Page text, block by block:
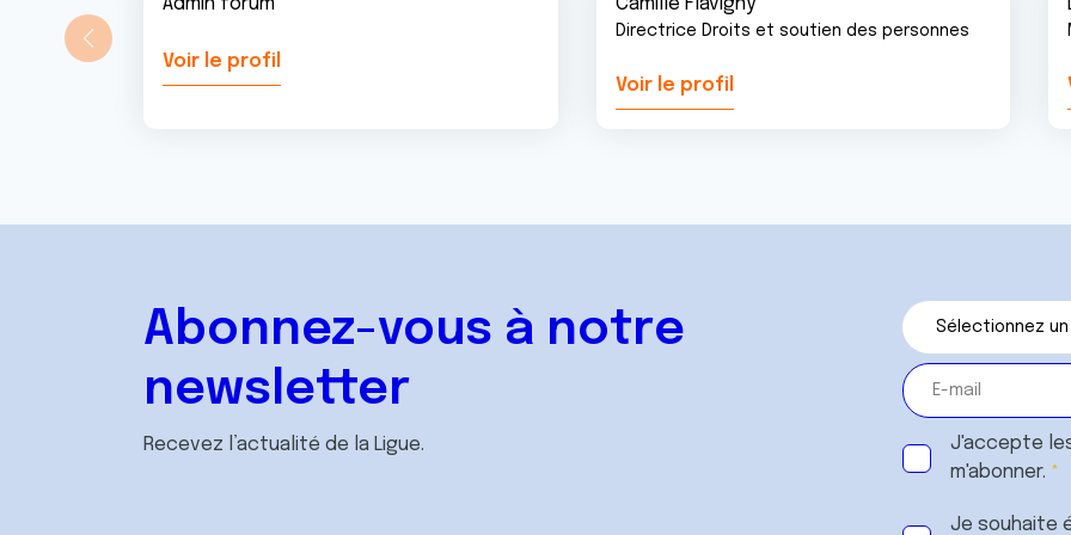
Admin forum
Voir le profil
Camille Flavigny
Directrice Droits et soutien des personnes
Voir le profil
Abonnez-vous à notre
newsletter
Recevez l’actualité de la Ligue.
J'accepte
m'abonner.
Je souhaite